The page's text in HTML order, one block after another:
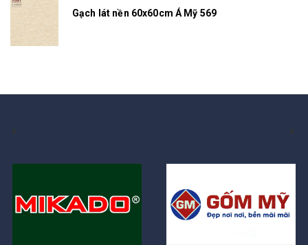
Gạch lát nền 60x60cm Á Mỹ 569